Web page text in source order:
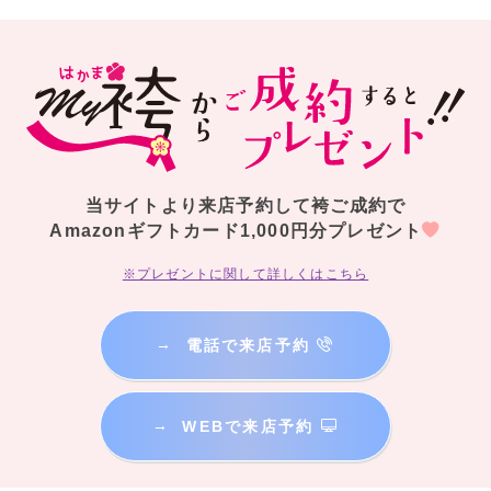
当サイトより来店予約して袴ご成約で
Amazonギフトカード1,000円分プレゼント
※プレゼントに関して詳しくはこちら
→ 電話で来店予約
→ WEBで来店予約